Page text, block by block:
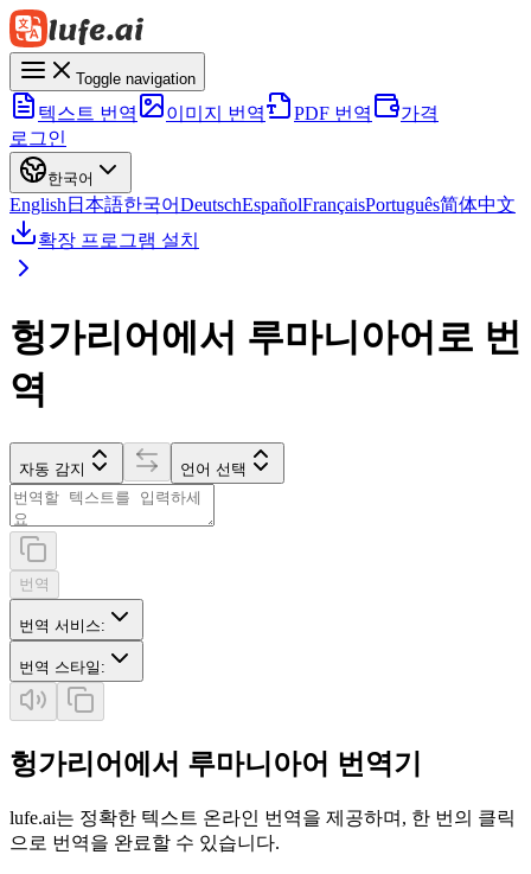
Toggle navigation
텍스트 번역 이미지 번역 PDF 번역
가격
로그인
한국어
English 日本語한국어DeutschEspañolFrançaisPortuguês简体中文
확장 프로그램 설치
헝가리어에서 루마니아어로 번
역
자동 감지 언어 선택
번역
번역 서비스:
번역 스타일 :
헝가리어에서 루마니아어 번역기
lufe.ai는 정확한 텍스트 온라인 번역을 제공하며, 한 번의 클릭
으로 번역을 완료할 수 있습니다.